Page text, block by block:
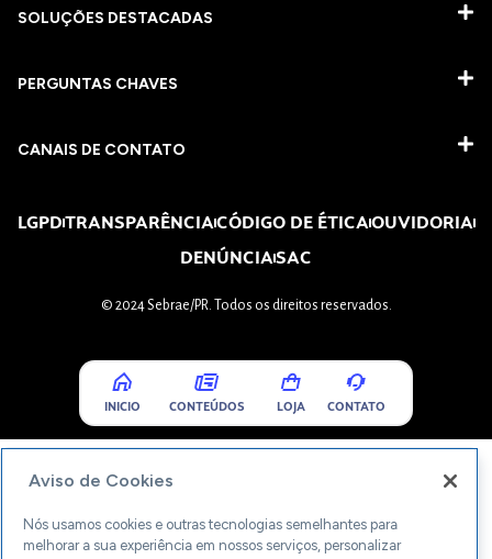
SOLUÇÕES DESTACADAS
PERGUNTAS CHAVES​
CANAIS DE CONTATO
LGPDTRANSPARÊNCIACÓDIGO DE ÉTICAOUVIDORIA
DENÚNCIASAC
© 2024 Sebrae/PR. Todos os direitos reservados.
INICIO CONTEÚDOS LOJA CONTATO
Aviso de Cookies
Nós usamos cookies e outras tecnologias semelhantes para
melhorar a sua experiência em nossos serviços, personalizar